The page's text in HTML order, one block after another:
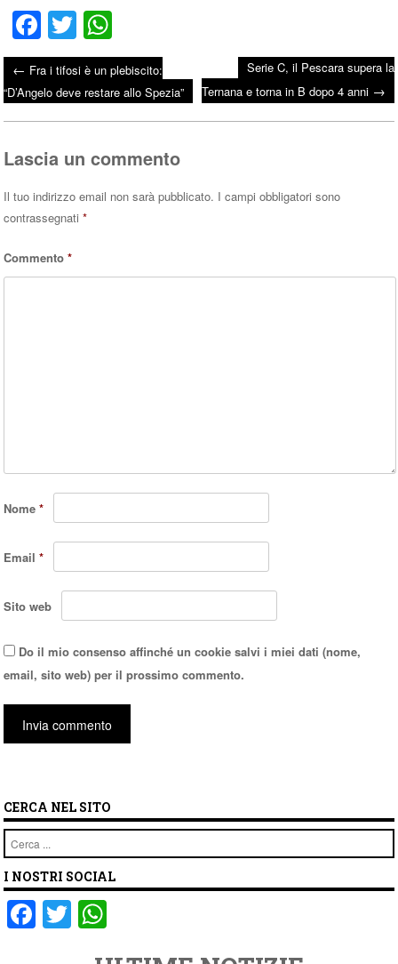
Fa
ce
bo
ok
T
wi
tte
r
ha
ts
A
Post navigation
← Fra i tifosi è un plebiscito:
“D’Angelo deve restare allo Spezia”
Serie C, il Pescara supera la
Ternana e torna in B dopo 4 anni →
Lascia un commento
Il tuo indirizzo email non sarà pubblicato. I campi obbligatori sono
contrassegnati*
Commento*
Nome*
Email*
Sito web
Do il mio consenso affinché un cookie salvi i miei dati (nome,
email, sito web) per il prossimo commento.
CERCA NEL SITO
Cerca
I NOSTRI SOCIAL
F
a
T
wi